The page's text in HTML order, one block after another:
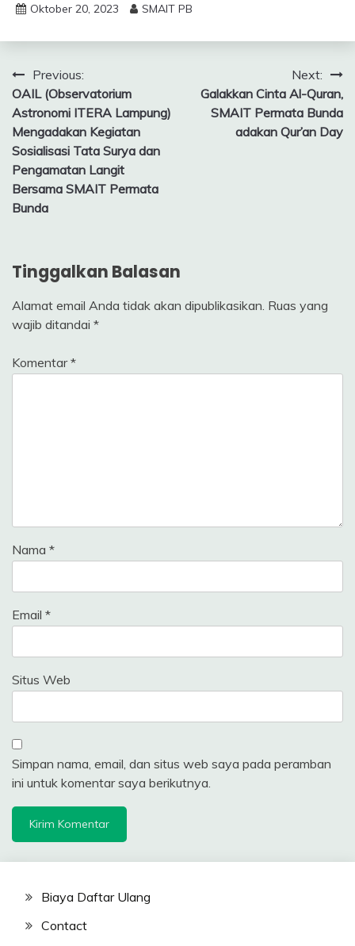
Oktober 20, 2023 SMAIT PB
Navigasi
pos
Previous:
OAIL (Observatorium
Astronomi ITERA Lampung)
Mengadakan Kegiatan
Sosialisasi Tata Surya dan
Pengamatan Langit
Bersama SMAIT Permata
Bunda
Next:
Galakkan Cinta Al-Quran,
SMAIT Permata Bunda
adakan Qur’an Day
Tinggalkan Balasan
Alamat email Anda tidak akan dipublikasikan. Ruas yang
wajib ditandai *
Komentar*
Nama *
Email *
Situs Web
Simpan nama, email, dan situs web saya pada peramban
ini untuk komentar saya berikutnya.
Biaya Daftar Ulang
Contact